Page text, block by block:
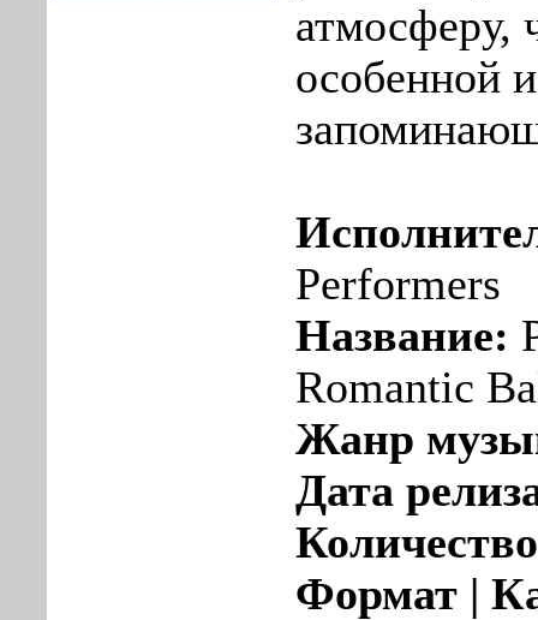
атмосферу,
особенной и
Performers
Название:
Romantic
Жанр
Дата
Формат |